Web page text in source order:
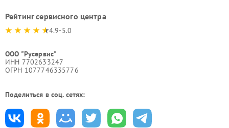
Рейтинг сервисного центра
4.9-5.0
ООО "Русервис"
ИНН 7702633247
ОГРН 1077746335776
Поделиться в соц. сетях: